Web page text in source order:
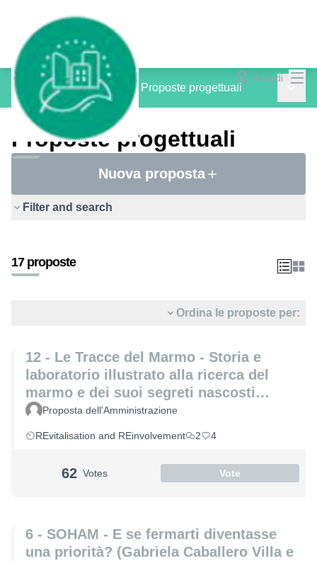
Accedi
PROGETTI inCOMUNE / Proposte progettuali
Proposte progettuali
Nuova proposta
Filter and search
17 proposte
Ordina le proposte per:
12 - Le Tracce del Marmo - Storia e
laboratorio illustrato alla ricerca del
marmo e dei suoi segreti nascosti
(Laura Coppini e Marco Altemura)
Proposta dell'Amministrazione
REvitalisation and REinvolvement 2 4
62 Votes Vote
6 - SOHAM - E se fermarti diventasse
una priorità? (Gabriela Caballero Villa e